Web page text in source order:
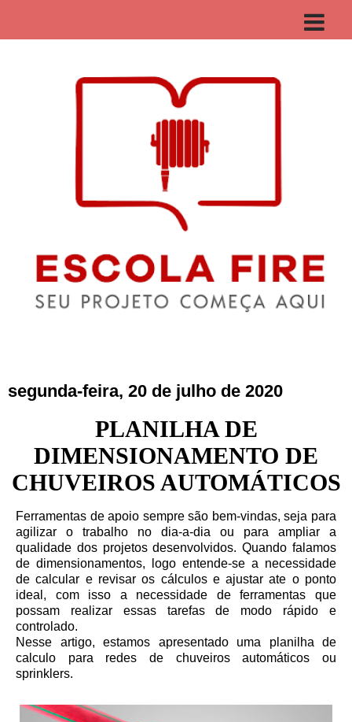
segunda-feira, 20 de julho de 2020
PLANILHA DE
DIMENSIONAMENTO DE
CHUVEIROS AUTOMÁTICOS
Ferramentas de apoio sempre são bem-vindas, seja para
agilizar o trabalho no dia-a-dia ou para ampliar a
qualidade dos projetos desenvolvidos. Quando falamos
de dimensionamentos, logo entende-se a necessidade
de calcular e revisar os cálculos e ajustar ate o ponto
ideal, com isso a necessidade de ferramentas que
possam realizar essas tarefas de modo rápido e
controlado.
Nesse artigo, estamos apresentado uma planilha de
calculo para redes de chuveiros automáticos ou
sprinklers.